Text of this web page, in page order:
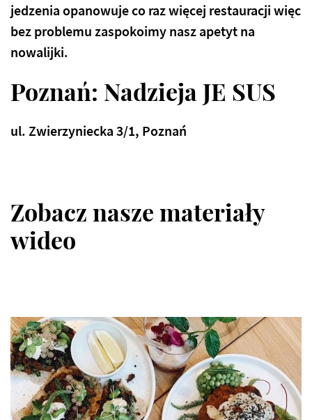
jedzenia opanowuje co raz więcej restauracji więc
bez problemu zaspokoimy nasz apetyt na
nowalijki.
Poznań: Nadzieja JE SUS
ul. Zwierzyniecka 3/1, Poznań
Zobacz nasze materiały
wideo